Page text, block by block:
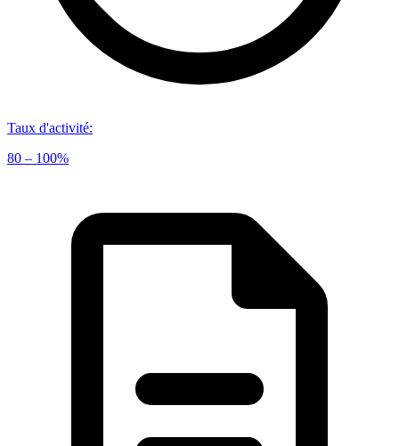
Taux d'activité:
80 – 100%